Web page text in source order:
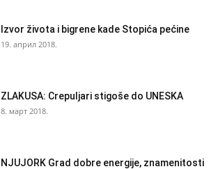
Izvor života i bigrene kade Stopića pećine
19. април 2018.
ZLAKUSA: Crepuljari stigoše do UNESKA
8. март 2018.
NJUJORK Grad dobre energije, znamenitosti